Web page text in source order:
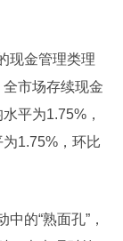
现金管理类理
市场存续现金
平为1.75%，
1.75%，环比
的“熟面孔”，